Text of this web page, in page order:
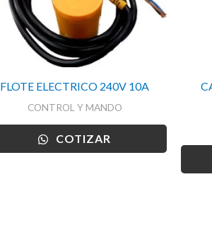
FLOTE ELECTRICO 240V 10A
CONTROL Y MANDO
COTIZAR